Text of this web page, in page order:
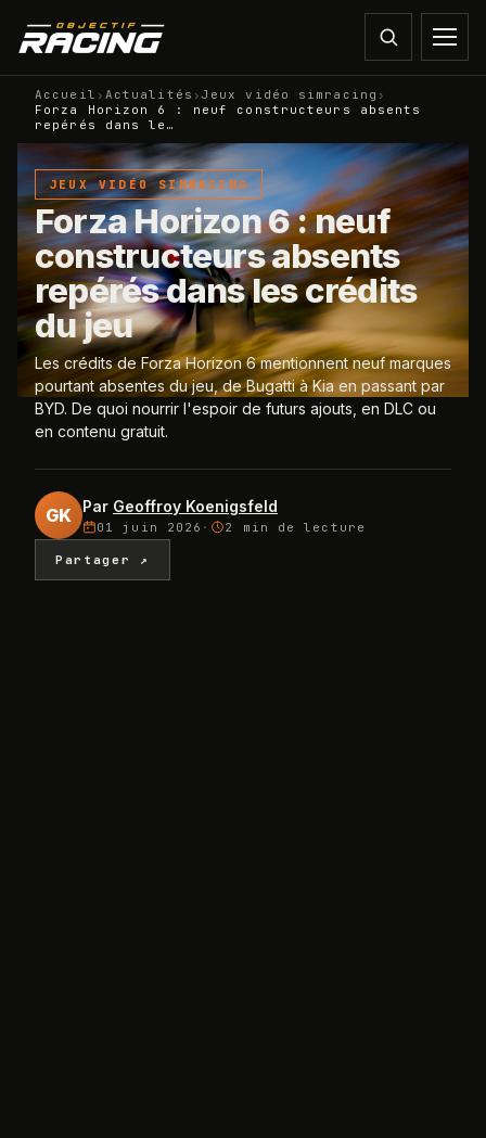
Accueil › Actualités › Jeux vidéo simracing ›
Forza Horizon 6 : neuf constructeurs absents
repérés dans le…
JEUX VIDÉO SIMRACING
Forza Horizon 6 : neuf
constructeurs absents
repérés dans les crédits
du jeu
Les crédits de Forza Horizon 6 mentionnent neuf marques
pourtant absentes du jeu, de Bugatti à Kia en passant par
BYD. De quoi nourrir l'espoir de futurs ajouts, en DLC ou
en contenu gratuit.
GK Par Geoffroy Koenigsfeld
01 juin 2026 · 2 min de lecture
Partager ↗